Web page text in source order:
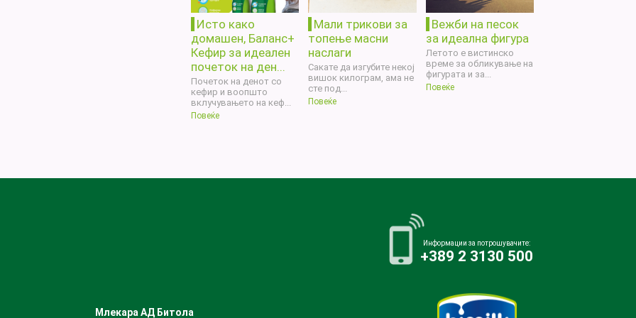
Исто како
домашен, Баланс+
Кефир за идеален
почеток на ден...
Почеток на денот со
кефир и воопшто
вклучувањето на кеф...
Повеќе
Мали трикови за
топење масни
наслаги
Сакате да изгубите некој
вишок килограм, ама не
сте под...
Повеќе
Вежби на песок
за идеална фигура
Летото е вистинско
време за обликување на
фигурата и за...
Повеќе
Информации за потрошувачите:
+389 2 3130 500
Млекара АД Битола